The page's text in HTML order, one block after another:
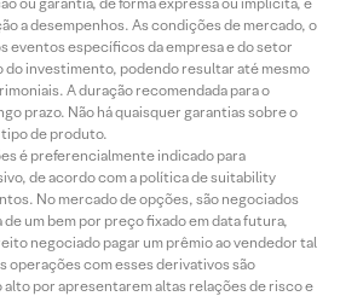
a desempenhos. As condições de mercado, o
eventos específicos da empresa e do setor
do investimento, podendo resultar até mesmo
A duração recomendada para o
prazo. Não há quaisquer garantias sobre o
de produto.
é preferencialmente indicado para
de acordo com a política de suitability
No mercado de opções, são negociados
um bem por preço fixado em data futura,
negociado pagar um prêmio ao vendedor tal
operações com esses derivativos são
por apresentarem altas relações de risco e